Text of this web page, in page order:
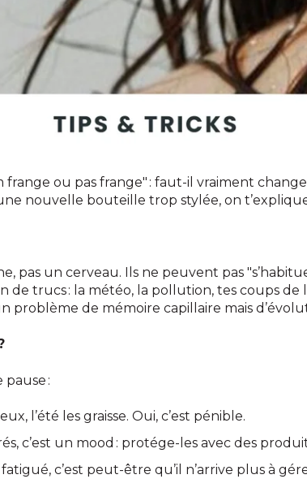
ou pas frange" : faut-il vraiment
nouvelle bouteille trop stylée, on
pas un cerveau. Ils ne peuvent pas
trucs : la météo, la pollution, tes coups de
problème de mémoire capillaire mais
:
l’été les graisse. Oui, c’est pénible.
c’est un mood : protége-les avec des
c’est peut-être qu’il n’arrive plus à